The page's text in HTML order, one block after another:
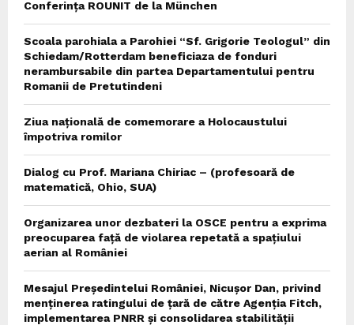
Conferința ROUNIT de la München
Scoala parohiala a Parohiei “Sf. Grigorie Teologul” din
Schiedam/Rotterdam beneficiaza de fonduri
nerambursabile din partea Departamentului pentru
Romanii de Pretutindeni
Ziua națională de comemorare a Holocaustului
împotriva romilor
Dialog cu Prof. Mariana Chiriac – (profesoară de
matematică, Ohio, SUA)
Organizarea unor dezbateri la OSCE pentru a exprima
preocuparea față de violarea repetată a spațiului
aerian al României
Mesajul Președintelui României, Nicușor Dan, privind
menținerea ratingului de țară de către Agenția Fitch,
implementarea PNRR și consolidarea stabilității